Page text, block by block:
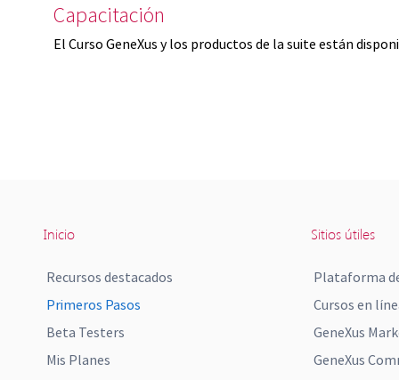
Capacitación
El Curso GeneXus y los productos de la suite están
Inicio
Recursos destacados
Primeros Pasos
Beta Testers
Mis Planes
Sitios útiles
Plataforma
Cursos en
GeneXus
GeneXus